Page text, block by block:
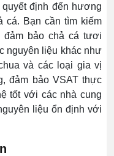
định đến hương
cá. Bạn cần tìm kiếm
đảm bảo chả cá tươi
nguyên liệu khác như
và các loại gia vị
đảm bảo VSAT thực
tốt với các nhà cung
liệu ổn định với